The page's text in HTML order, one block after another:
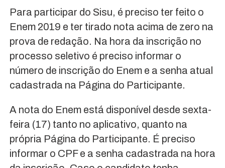
Para participar do Sisu, é preciso ter feito o
Enem 2019 e ter tirado nota acima de zero na
prova de redação. Na hora da inscrição no
processo seletivo é preciso informar o
número de inscrição do Enem e a senha atual
cadastrada na Página do Participante.
A nota do Enem está disponível desde sexta-
feira (17) tanto no aplicativo, quanto na
própria Página do Participante. É preciso
informar o CPF e a senha cadastrada na hora